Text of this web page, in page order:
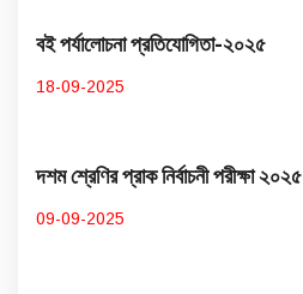
বই পর্যালোচনা প্রতিযোগিতা-২০২৫
18-09-2025
দশম শ্রেণির প্রাক নির্বাচনী পরীক্ষা ২০২৫
09-09-2025